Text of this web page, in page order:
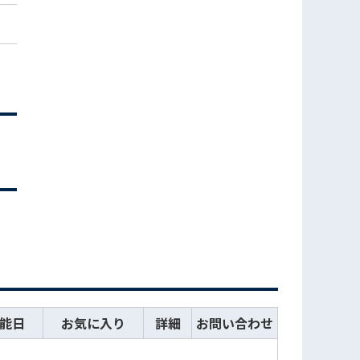
日 お気に入り 詳細 お問い合わせ